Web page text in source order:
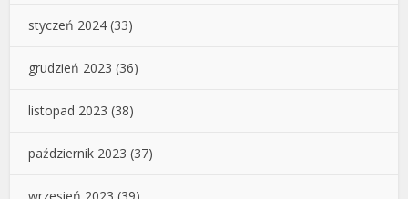
styczeń 2024 (33)
grudzień 2023 (36)
listopad 2023 (38)
październik 2023 (37)